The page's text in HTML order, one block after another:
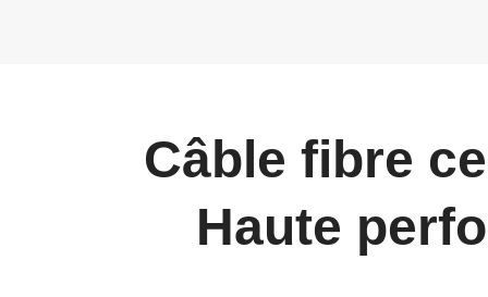
Câble fibre
Haute